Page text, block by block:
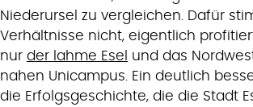
Niederursel zu vergleichen. Dafür
Verhältnisse nicht, eigentlich
nur der lahme Esel
und das
nahen Unicampus. Ein deutlich
die Erfolgsgeschichte, die die Stadt